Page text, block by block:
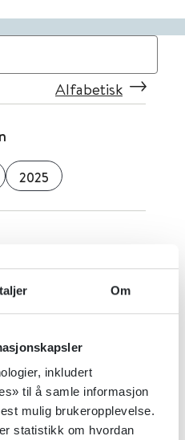
Om
inkludert
til å samle informasjon
mulig brukeropplevelse.
statistikk om hvordan
Alfabetisk
2025
2024
barn: råd fra
2025